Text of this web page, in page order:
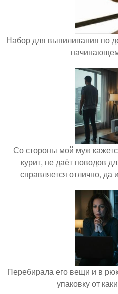
Набор для выпиливания по
Со стороны мой муж
курит, не даёт поводов
справляется отлично, да
Перебирала его вещи и в
упаковку от